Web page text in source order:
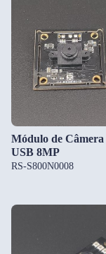
Módulo de Câmera
USB 8MP
RS-S800N0008